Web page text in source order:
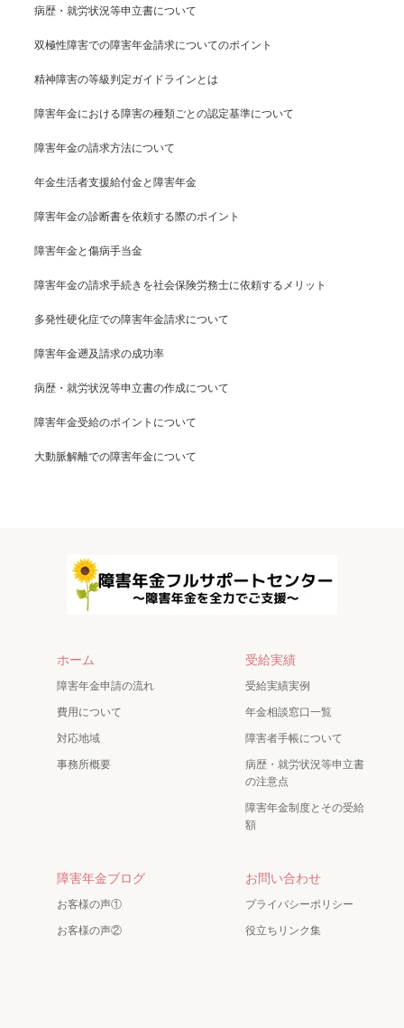
病歴・就労状況等申立書について
双極性障害での障害年金請求についてのポイント
精神障害の等級判定ガイドラインとは
障害年金における障害の種類ごとの認定基準について
障害年金の請求方法について
年金生活者支援給付金と障害年金
障害年金の診断書を依頼する際のポイント
障害年金と傷病手当金
障害年金の請求手続きを社会保険労務士に依頼するメリット
多発性硬化症での障害年金請求について
障害年金遡及請求の成功率
病歴・就労状況等申立書の作成について
障害年金受給のポイントについて
大動脈解離での障害年金について
ホーム
障害年金申請の流れ
費用について
対応地域
事務所概要
受給実績
受給実績実例
年金相談窓口一覧
障害者手帳について
病歴・就労状況等申立書
の注意点
障害年金制度とその受給
額
障害年金ブログ
お客様の声①
お客様の声②
お問い合わせ
プライバシーポリシー
役立ちリンク集